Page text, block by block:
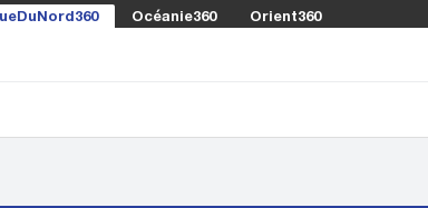
Océanie360 Orient360